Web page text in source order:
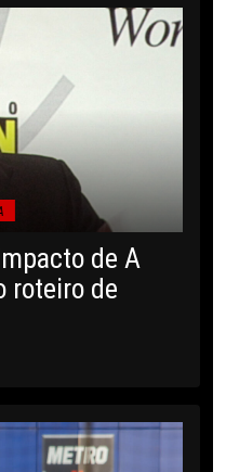
de A
roteiro de